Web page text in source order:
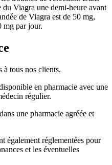
du Viagra une demi-heure avant
de Viagra est de 50 mg,
mg par jour.
à tous nos clients.
en pharmacie avec une
régulier.
une pharmacie agréée et
également réglementées pour
et les éventuelles